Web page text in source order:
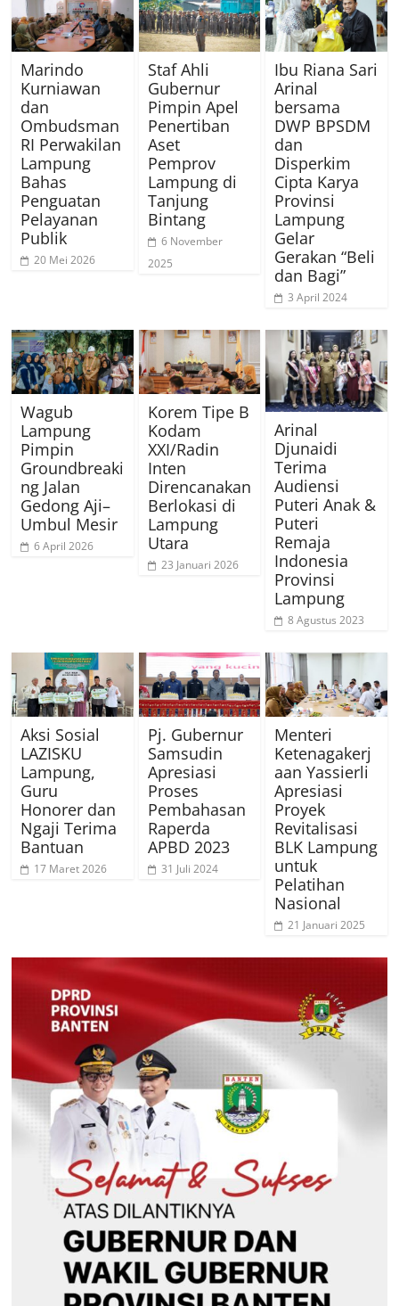
Marindo
Kurniawan
dan
Ombudsman
RI Perwakilan
Lampung
Bahas
Penguatan
Pelayanan
Publik
20 Mei 2026
Staf Ahli
Gubernur
Pimpin Apel
Penertiban
Aset
Pemprov
Lampung di
Tanjung
Bintang
6 November
2025
Ibu Riana Sari
Arinal
bersama
DWP BPSDM
dan
Disperkim
Cipta Karya
Provinsi
Lampung
Gelar
Gerakan “Beli
dan Bagi”
3 April 2024
Wagub
Lampung
Pimpin
Groundbreaki
ng Jalan
Gedong Aji–
Umbul Mesir
6 April 2026
Korem Tipe B
Kodam
XXI/Radin
Inten
Direncanakan
Berlokasi di
Lampung
Utara
23 Januari 2026
Arinal
Djunaidi
Terima
Audiensi
Puteri Anak &
Puteri
Remaja
Indonesia
Provinsi
Lampung
8 Agustus 2023
Aksi Sosial
LAZISKU
Lampung,
Guru
Honorer dan
Ngaji Terima
Bantuan
17 Maret 2026
Pj. Gubernur
Samsudin
Apresiasi
Proses
Pembahasan
Raperda
APBD 2023
31 Juli 2024
Menteri
Ketenagakerj
aan Yassierli
Apresiasi
Proyek
Revitalisasi
BLK Lampung
untuk
Pelatihan
Nasional
21 Januari 2025